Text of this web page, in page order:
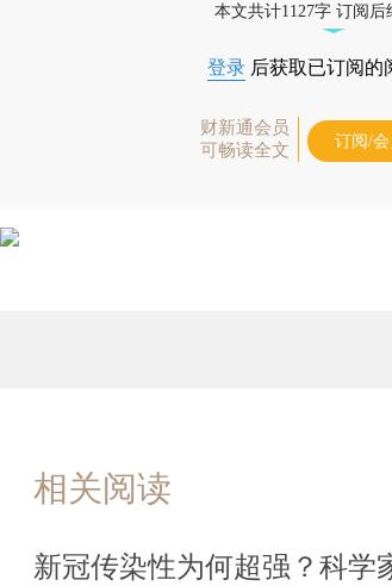
本文共计1127字 订阅后
登录 后获取已订阅的
财新通会员
可畅读全文
订阅/
相关阅读
新冠传染性为何超强？科学